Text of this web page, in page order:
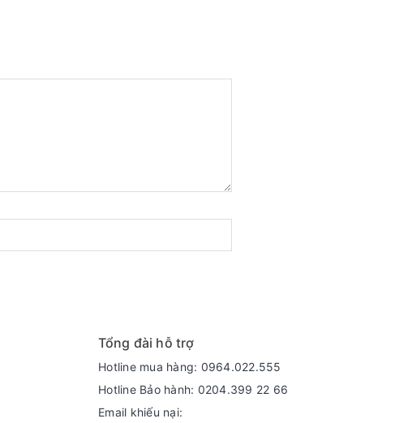
Tổng đài hỗ trợ
Hotline mua hàng: 0964.022.555
Hotline Bảo hành: 0204.399 22 66
Email khiếu nại: